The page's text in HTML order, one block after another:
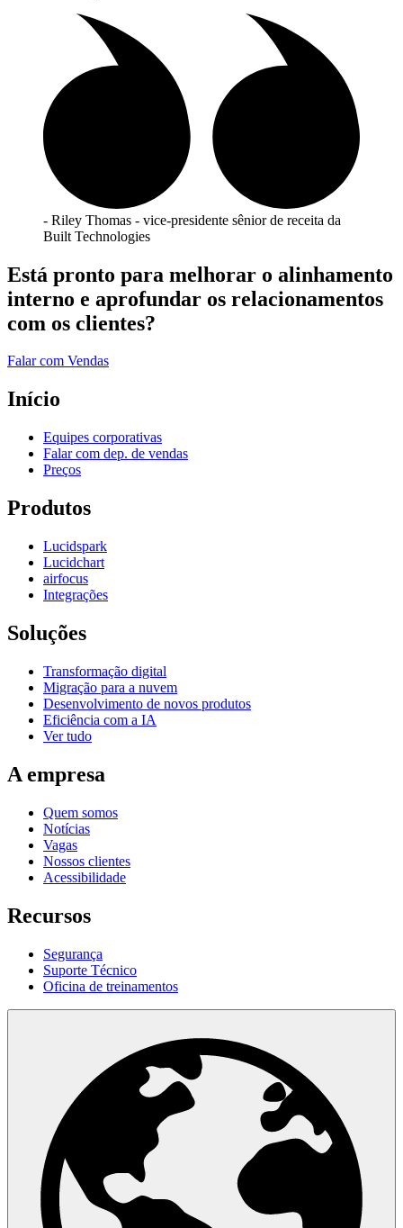
- Riley Thomas - vice-presidente sênior de receita da
Built Technologies
Está pronto para melhorar o alinhamento
interno e aprofundar os relacionamentos
com os clientes?
Falar com Vendas
Início
Equipes corporativas
Falar com dep. de vendas
Preços
Produtos
Lucidspark
Lucidchart
airfocus
Integrações
Soluções
Transformação digital
Migração para a nuvem
Desenvolvimento de novos produtos
Eficiência com a IA
Ver tudo
A empresa
Quem somos
Notícias
Vagas
Nossos clientes
Acessibilidade
Recursos
Segurança
Suporte Técnico
Oficina de treinamentos